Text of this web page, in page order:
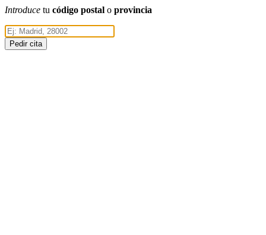
Introduce tu código postal o provincia
Pedir cita